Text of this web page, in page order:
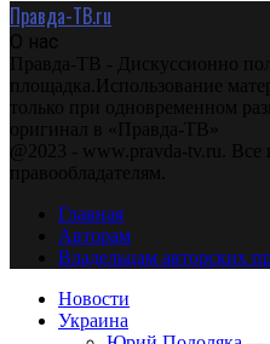
Правда-ТВ.ru
О нас
Правда-ТВ - Дискуссионно
площадка.Использование
только при одновременном
оригинал в «Правда-ТВ»
@2023 - www.pravda-tv.ru. Все
правообладателям.
Главная
Авторам
Владельцам авторских
Новости
Украина